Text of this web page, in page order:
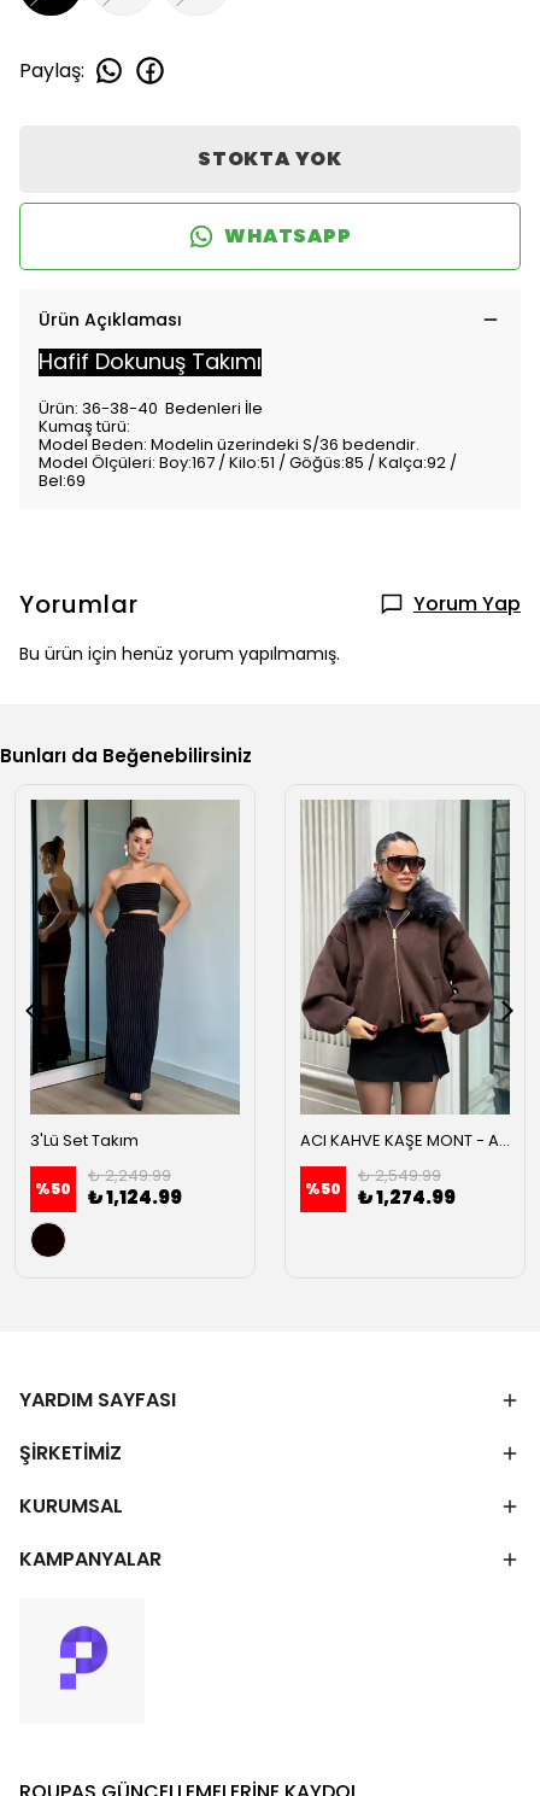
Paylaş:
STOKTA YOK
WHATSAPP
Ürün Açıklaması
Hafif Dokunuş Takımı
Ürün: 36-38-40 Bedenleri İle
Kumaş türü:
Model Beden: Modelin üzerindeki S/36 bedendir.
Model Ölçüleri: Boy:167 / Kilo:51 / Göğüs:85 / Kalça:92 /
Bel:69
Yorumlar Yorum Yap
Bu ürün için henüz yorum yapılmamış.
Bunları da Beğenebilirsiniz
3'Lü Set Takım
%50
₺ 2,249.99
₺ 1,124.99
ACI KAHVE KAŞE MONT - Acı kahve
%50
₺ 2,549.99
₺ 1,274.99
YARDIM SAYFASI
ŞİRKETİMİZ
KURUMSAL
KAMPANYALAR